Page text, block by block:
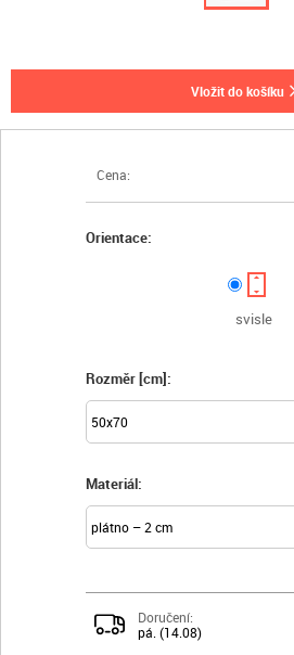
Cena:
Orientace:
svisle
Rozměr [cm]:
Materiál:
Doručení:
pá. (14.08)
vložit do košíku